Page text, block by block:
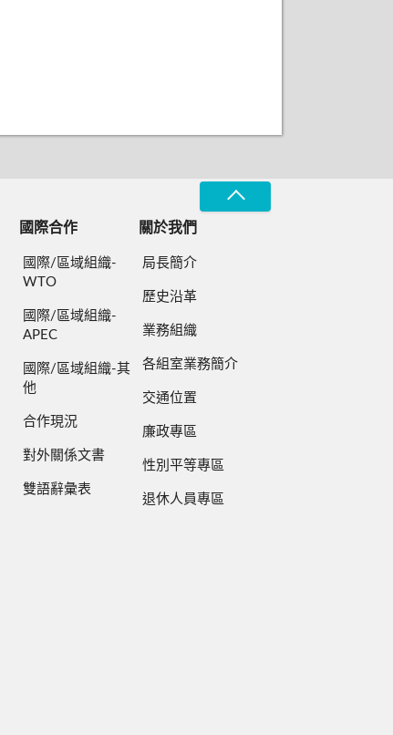
國際合作
國際/區域組織-
WTO
國際/區域組織-
APEC
國際/區域組織-其
他
合作現況
對外關係文書
雙語辭彙表
關於我們
局長簡介
歷史沿革
業務組織
各組室業務簡介
交通位置
廉政專區
性別平等專區
退休人員專區